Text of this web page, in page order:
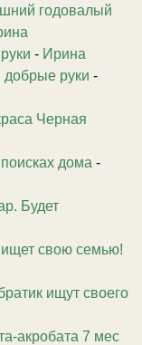
годовалый
- Ирина
добрые руки -
Черная
дома -
Будет
свою семью!
ищут своего
акробата 7 мес